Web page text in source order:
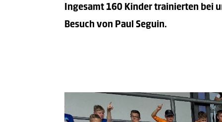
Ingesamt 160 Kinder trainierten bei
Besuch von Paul Seguin.